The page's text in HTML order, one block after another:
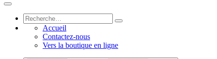
Accueil
Contactez-nous
Vers la boutique en ligne